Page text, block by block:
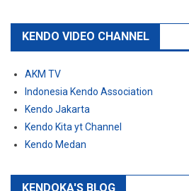
KENDO VIDEO CHANNEL
AKM TV
Indonesia Kendo Association
Kendo Jakarta
Kendo Kita yt Channel
Kendo Medan
KENDOKA'S BLOG